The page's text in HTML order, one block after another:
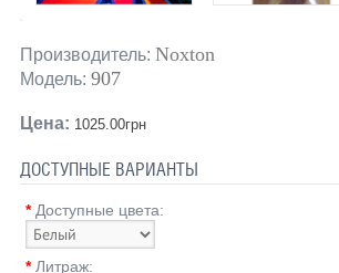
Производитель: Noxton
Модель: 907
Цена: 1025.00грн
ДОСТУПНЫЕ ВАРИАНТЫ
* Доступные цвета:
* Литраж: